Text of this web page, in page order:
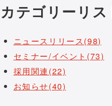
カテゴリーリス
ニュースリリース(98)
セミナー/イベント(73)
採用関連(22)
お知らせ(40)